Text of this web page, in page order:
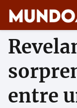
entre